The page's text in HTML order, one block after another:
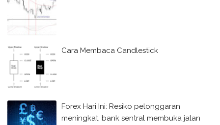
Cara Membaca Candlestick
Forex Hari Ini: Resiko pelonggaran
meningkat, bank sentral membuka jalan